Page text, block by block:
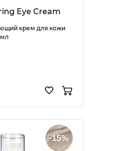
Eye Cream
крем для кожи
мл